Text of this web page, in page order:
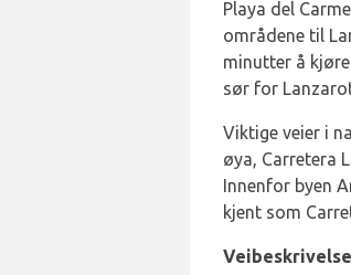
Playa del
områdene til
minutter å
sør for
Viktige veier i
øya, Carretera
Innenfor byen
kjent som